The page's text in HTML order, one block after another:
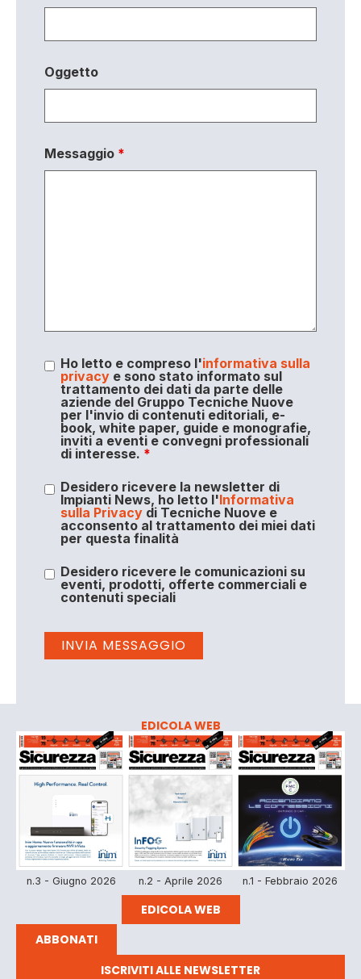
Oggetto
Messaggio *
Ho letto e compreso l'informativa sulla
privacye sono stato informato sul
trattamento dei dati da parte delle
aziende del Gruppo Tecniche Nuove
per l'invio di contenuti editoriali, e-
book, white paper, guide e monografie,
inviti a eventi e convegni professionali
di interesse. *
Desidero ricevere la newsletter di
Impianti News, ho letto l'Informativa
sulla Privacydi Tecniche Nuove e
acconsento al trattamento dei miei dati
per questa finalità
Desidero ricevere le comunicazioni su
eventi, prodotti, offerte commerciali e
contenuti speciali
EDICOLA WEB
n.3 - Giugno 2026 n.2 - Aprile 2026 n.1 - Febbraio 2026
EDICOLA WEB
ABBONATI
ISCRIVITI ALLE NEWSLETTER